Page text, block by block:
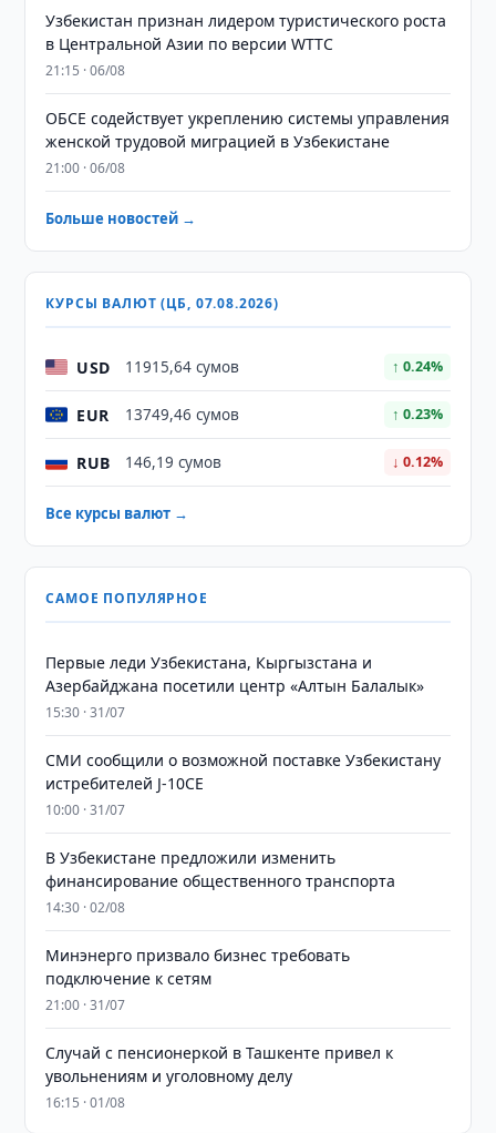
Узбекистан признан лидером туристического роста
в Центральной Азии по версии WTTC
21:15 · 06/08
ОБСЕ содействует укреплению системы управления
женской трудовой миграцией в Узбекистане
21:00 · 06/08
Больше новостей →
КУРСЫ ВАЛЮТ (ЦБ, 07.08.2026)
USD 11915,64 сумов ↑ 0.24%
EUR 13749,46 сумов ↑ 0.23%
RUB 146,19 сумов ↓ 0.12%
Все курсы валют →
САМОЕ ПОПУЛЯРНОЕ
Первые леди Узбекистана, Кыргызстана и
Азербайджана посетили центр «Алтын Балалык»
15:30 · 31/07
СМИ сообщили о возможной поставке Узбекистану
истребителей J-10CE
10:00 · 31/07
В Узбекистане предложили изменить
финансирование общественного транспорта
14:30 · 02/08
Минэнерго призвало бизнес требовать
подключение к сетям
21:00 · 31/07
Случай с пенсионеркой в Ташкенте привел к
увольнениям и уголовному делу
16:15 · 01/08